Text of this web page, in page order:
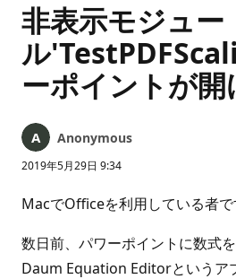
非表示モジュー
ル
ーポイントが開
Anonymous
2019年5月29日 9:34
MacでOfficeを利用している者で
数日前、パワーポイントに数式
Daum Equation Editorというア